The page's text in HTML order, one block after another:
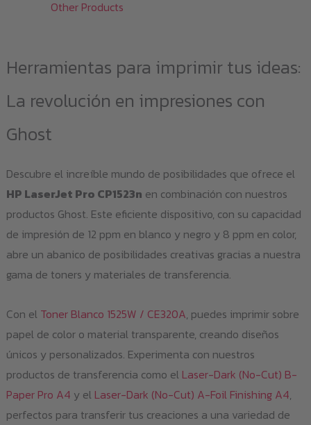
Other Products
Herramientas para imprimir tus ideas:
La revolución en impresiones con
Ghost
Descubre el increíble mundo de posibilidades que ofrece el
HP LaserJet Pro CP1523n en combinación con nuestros
productos Ghost. Este eficiente dispositivo, con su capacidad
de impresión de 12 ppm en blanco y negro y 8 ppm en color,
abre un abanico de posibilidades creativas gracias a nuestra
gama de toners y materiales de transferencia.
Con el Toner Blanco 1525W / CE320A, puedes imprimir sobre
papel de color o material transparente, creando diseños
únicos y personalizados. Experimenta con nuestros
productos de transferencia como el Laser-Dark (No-Cut) B-
Paper Pro A4 y el Laser-Dark (No-Cut) A-Foil Finishing A4,
perfectos para transferir tus creaciones a una variedad de